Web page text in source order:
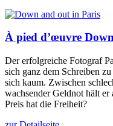
À pied d’œuvre
Der erfolgreiche Fotograf
sich ganz dem Schreiben
sich kaum. Zwischen
wachsender Geldnot hält er
Preis hat die Freiheit?